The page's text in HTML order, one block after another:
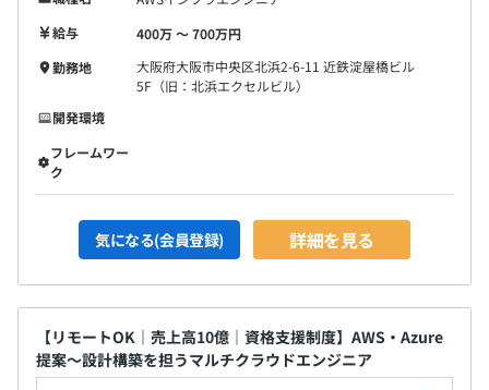
給与
400万 〜 700万円
勤務地
大阪府大阪市中央区北浜2-6-11 近鉄淀屋橋ビル
5F（旧：北浜エクセルビル）
開発環境
フレームワー
ク
気になる(会員登録) 詳細を見る
【リモートOK｜売上高10億｜資格支援制度】AWS・Azure
提案〜設計構築を担うマルチクラウドエンジニア